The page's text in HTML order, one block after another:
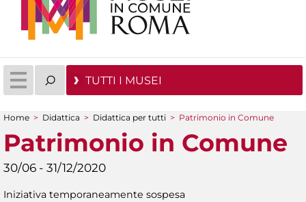
TUTTI I MUSEI
Tu sei qui
Home > Didattica > Didattica per tutti > Patrimonio in Comune
Patrimonio in Comune
30/06 - 31/12/2020
Iniziativa temporaneamente sospesa